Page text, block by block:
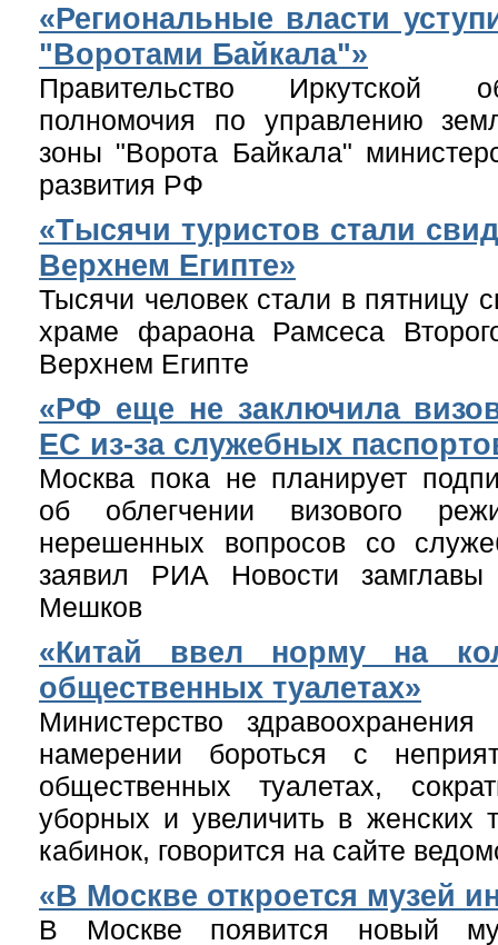
«Региональные власти
"Воротами Байкала"»
Правительство Иркутской
полномочия по управлению
зоны "Ворота Байкала"
развития РФ
«Тысячи туристов стали
Верхнем Египте»
Тысячи человек стали в пятницу
храме фараона Рамсеса
Верхнем Египте
«РФ еще не заключила
ЕС из-за служебных
Москва пока не планирует
об облегчении визового
нерешенных вопросов со
заявил РИА Новости
Мешков
«Китай ввел норму на
общественных туалетах»
Министерство
намерении бороться с
общественных туалетах,
уборных и увеличить в женских
кабинок, говорится на сайте
«В Москве откроется музей
В Москве появится новый